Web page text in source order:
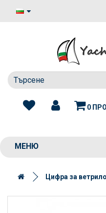
0
МЕНЮ
Цифра за